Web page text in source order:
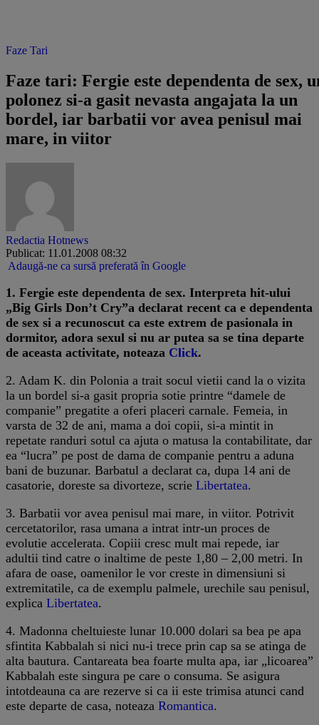
Faze Tari
Faze tari: Fergie este dependenta de sex,
polonez si-a gasit nevasta angajata la un
bordel, iar barbatii vor avea penisul mai
mare, in viitor
Redactia Hotnews
Publicat: 11.01.2008 08:32
Adaugă-ne ca sursă preferată în Google
1. Fergie este dependenta de sex. Interpreta hit-ului
„Big Girls Don’t Cry”a declarat recent ca e dependenta
de sex si a recunoscut ca este extrem de pasionala in
dormitor, adora sexul si nu ar putea sa se tina departe
de aceasta activitate, noteaza Click.
2. Adam K. din Polonia a trait socul vietii cand la o vizita
la un bordel si-a gasit propria sotie printre “damele de
companie” pregatite a oferi placeri carnale. Femeia, in
varsta de 32 de ani, mama a doi copii, si-a mintit in
repetate randuri sotul ca ajuta o matusa la contabilitate, dar
ea “lucra” pe post de dama de companie pentru a aduna
bani de buzunar. Barbatul a declarat ca, dupa 14 ani de
casatorie, doreste sa divorteze, scrie Libertatea.
3. Barbatii vor avea penisul mai mare, in viitor. Potrivit
cercetatorilor, rasa umana a intrat intr-un proces de
evolutie accelerata. Copiii cresc mult mai repede, iar
adultii tind catre o inaltime de peste 1,80 – 2,00 metri. In
afara de oase, oamenilor le vor creste in dimensiuni si
extremitatile, ca de exemplu palmele, urechile sau penisul,
explica Libertatea.
4. Madonna cheltuieste lunar 10.000 dolari sa bea pe apa
sfintita Kabbalah si nici nu-i trece prin cap sa se atinga de
alta bautura. Cantareata bea foarte multa apa, iar „licoarea”
Kabbalah este singura pe care o consuma. Se asigura
intotdeauna ca are rezerve si ca ii este trimisa atunci cand
este departe de casa, noteaza Romantica.